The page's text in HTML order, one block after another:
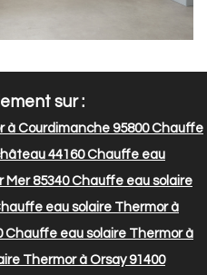
sur :
à Courdimanche 95800Chauffe
44160Chauffe eau
Mer 85340Chauffe eau solaire
eau solaire Thermor à
Chauffe eau solaire Thermor à
Thermor à Orsay 91400